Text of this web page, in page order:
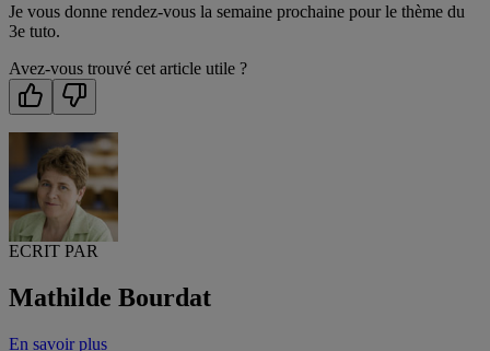
Je vous donne rendez-vous la semaine prochaine pour le thème du
3e tuto.
Avez-vous trouvé cet article utile ?
ECRIT PAR
Mathilde Bourdat
En savoir plus